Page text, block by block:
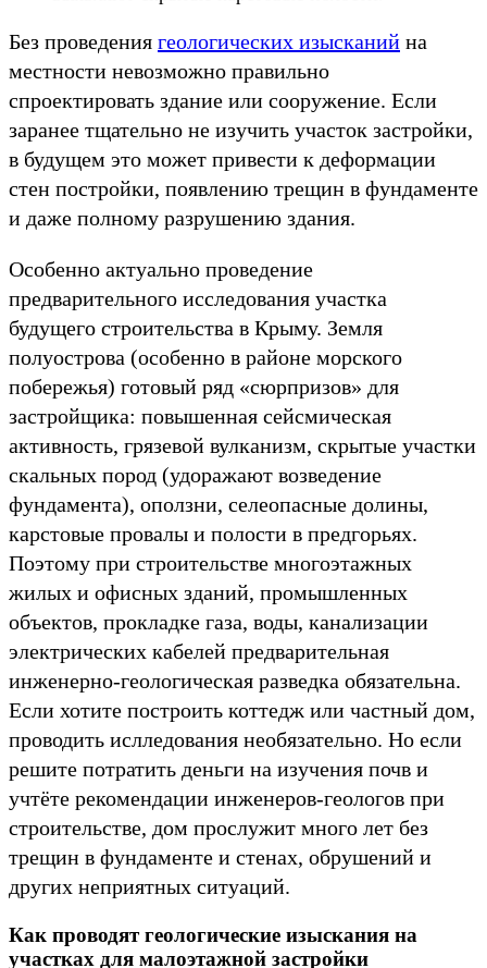
Без проведения геологических изысканий на
местности невозможно правильно
спроектировать здание или сооружение. Если
заранее тщательно не изучить участок застройки,
в будущем это может привести к деформации
стен постройки, появлению трещин в фундаменте
и даже полному разрушению здания.
Особенно актуально проведение
предварительного исследования участка
будущего строительства в Крыму. Земля
полуострова (особенно в районе морского
побережья) готовый ряд «сюрпризов» для
застройщика: повышенная сейсмическая
активность, грязевой вулканизм, скрытые участки
скальных пород (удоражают возведение
фундамента), оползни, селеопасные долины,
карстовые провалы и полости в предгорьях.
Поэтому при строительстве многоэтажных
жилых и офисных зданий, промышленных
объектов, прокладке газа, воды, канализации
электрических кабелей предварительная
инженерно-геологическая разведка обязательна.
Если хотите построить коттедж или частный дом,
проводить ислледования необязательно. Но если
решите потратить деньги на изучения почв и
учтёте рекомендации инженеров-геологов при
строительстве, дом прослужит много лет без
трещин в фундаменте и стенах, обрушений и
других неприятных ситуаций.
Как проводят геологические изыскания на
участках для малоэтажной застройки